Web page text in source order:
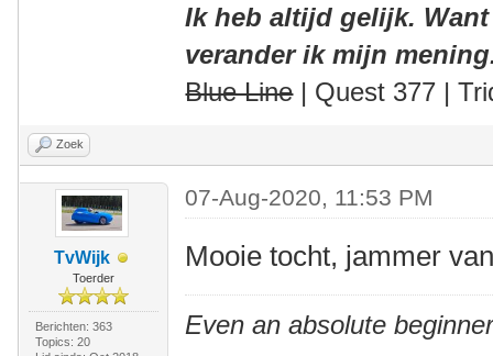
Ik heb altijd gelijk.
verander ik mijn
Blue Line| Quest 377 |
Zoek
TvWijk
Toerder
Berichten: 363
Topics: 20
07-Aug-2020, 11:53 PM
Mooie tocht, jammer
Even an absolute